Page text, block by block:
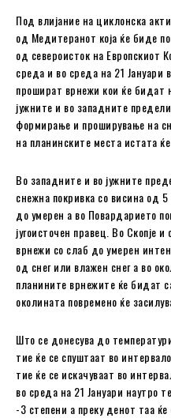
Под влијание на циклонска
од Медитеранот која ќе биде
од североисток на Европскиот
среда и во среда на 21 Јануари
прошират врнежи кои ќе бидат
јужните и во западните
формирање и проширување на
на планинските места истата ќе
Во западните и во јужните
снежна покривка со висина од
до умерен а во Повардарието
југоисточен правец. Во Скопје
врнежи со слаб до умерен
од снег или влажен снег а во
планините врнежите ќе бидат
околината повремено ќе
Што се донесува до
тие ќе се спуштаат во
тие ќе се искачуваат во
во среда на 21 Јануари наутро
-3 степени а преку денот таа